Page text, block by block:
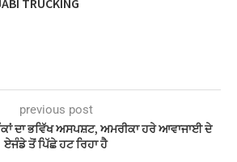
TRUCKING
previous post
ਦਾ ਭਵਿੱਖ ਅਸਪਸ਼ਟ, ਅਮਰੀਕਾ ਹਰੇ ਆਵਾਜਾਈ ਦੇ
ਏਜੰਡੇ ਤੋਂ ਪਿੱਛੇ ਹਟ ਰਿਹਾ ਹੈ